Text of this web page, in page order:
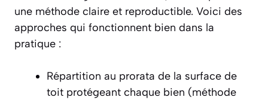
une méthode claire et reproductible. Voici des
approches qui fonctionnent bien dans la
pratique :
Répartition au prorata de la surface de
toit protégeant chaque bien (méthode